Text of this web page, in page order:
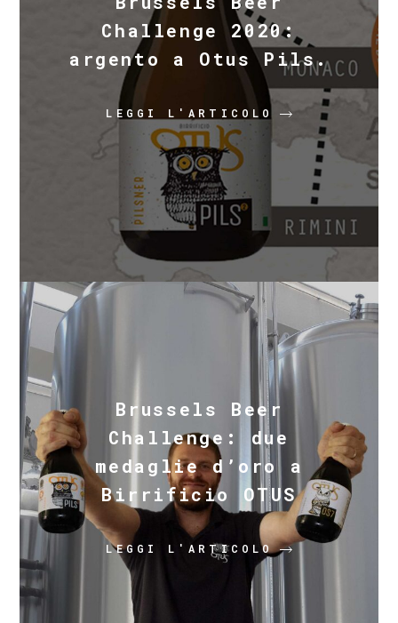
Challenge 2020:
argento a Otus Pils.
LEGGI L'ARTICOLO
Brussels Beer
Challenge: due
medaglie d’oro a
Birrificio OTUS
LEGGI L'ARTICOLO